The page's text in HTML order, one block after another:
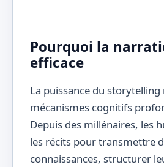
Pourquoi la
efficace
La puissance du storytelling
mécanismes cognitifs
Depuis des millénaires, les
les récits pour transmettre
connaissances, structurer